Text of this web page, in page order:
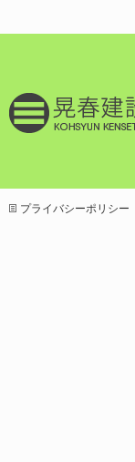
プライバシーポリシー